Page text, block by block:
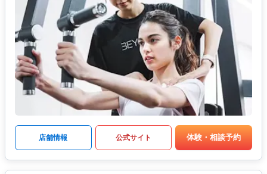
店舗情報 公式サイト 体験・相談予約